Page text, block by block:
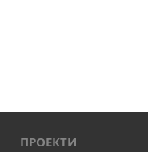
ПРОЕКТИ